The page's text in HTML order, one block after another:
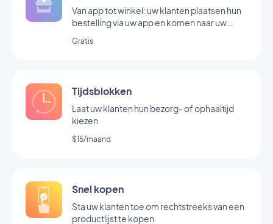
Van app tot winkel: uw klanten plaatsen hun
bestelling via uw app en komen naar uw
Gratis
Tijdsblokken
Laat uw klanten hun bezorg- of ophaaltijd
kiezen
$15/maand
Snel kopen
Sta uw klanten toe om rechtstreeks van een
productlijst te kopen